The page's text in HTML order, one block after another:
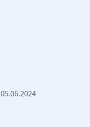
05.06.2024